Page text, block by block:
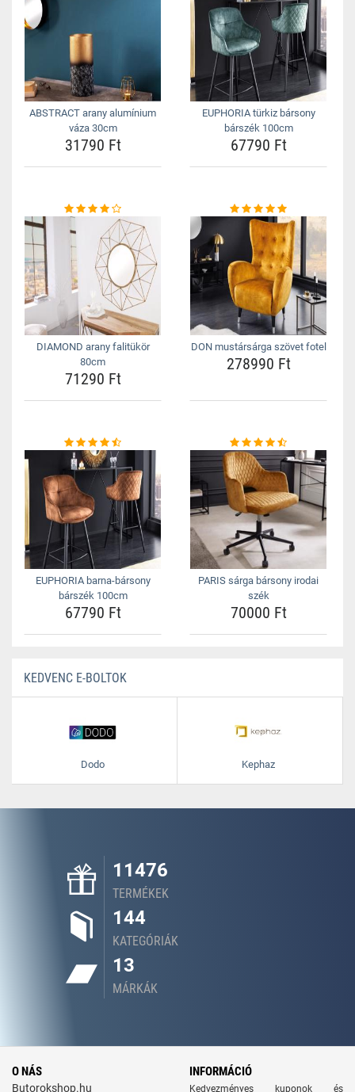
ABSTRACT arany alumínium
váza 30cm
31790 Ft
EUPHORIA türkiz bársony
bárszék 100cm
67790 Ft
DIAMOND arany falitükör
80cm
71290 Ft
DON mustársárga szövet fotel
278990 Ft
EUPHORIA barna-bársony
bárszék 100cm
67790 Ft
PARIS sárga bársony irodai
szék
70000 Ft
KEDVENC E-BOLTOK
Dodo Kephaz
11476
TERMÉKEK
144
KATEGÓRIÁK
13
MÁRKÁK
O NÁS
Butorokshop.hu
INFORMÁCIÓ
Kedvezményes kuponok és